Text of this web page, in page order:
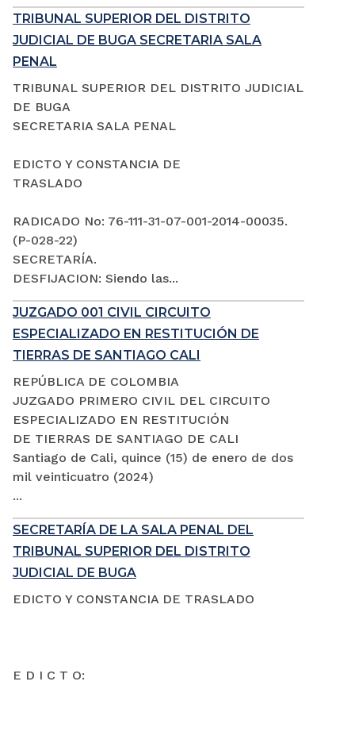
TRIBUNAL SUPERIOR DEL DISTRITO
JUDICIAL DE BUGA SECRETARIA SALA
PENAL
TRIBUNAL SUPERIOR DEL DISTRITO JUDICIAL
DE BUGA
SECRETARIA SALA PENAL
EDICTO Y CONSTANCIA DE
TRASLADO
RADICADO No: 76-111-31-07-001-2014-00035.
(P-028-22)
SECRETARÍA.
DESFIJACION: Siendo las...
JUZGADO 001 CIVIL CIRCUITO
ESPECIALIZADO EN RESTITUCIÓN DE
TIERRAS DE SANTIAGO CALI
REPÚBLICA DE COLOMBIA
JUZGADO PRIMERO CIVIL DEL CIRCUITO
ESPECIALIZADO EN RESTITUCIÓN
DE TIERRAS DE SANTIAGO DE CALI
Santiago de Cali, quince (15) de enero de dos
mil veinticuatro (2024)
...
SECRETARÍA DE LA SALA PENAL DEL
TRIBUNAL SUPERIOR DEL DISTRITO
JUDICIAL DE BUGA
EDICTO Y CONSTANCIA DE TRASLADO
E D I C T O: